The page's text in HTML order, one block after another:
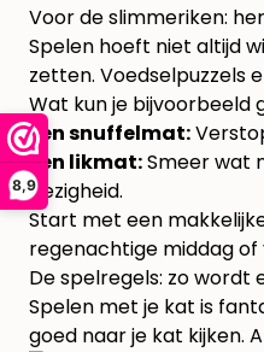
8,9
Voor de slimmeriken:
Spelen hoeft niet altijd
zetten. Voedselpuzzels
Wat kun je bijvoorbeeld
Een snuffelmat:
Een likmat:Smeer wat
bezigheid.
Start met een
regenachtige middag
De spelregels: zo wordt
Spelen met je kat is
goed naar je kat kijken.